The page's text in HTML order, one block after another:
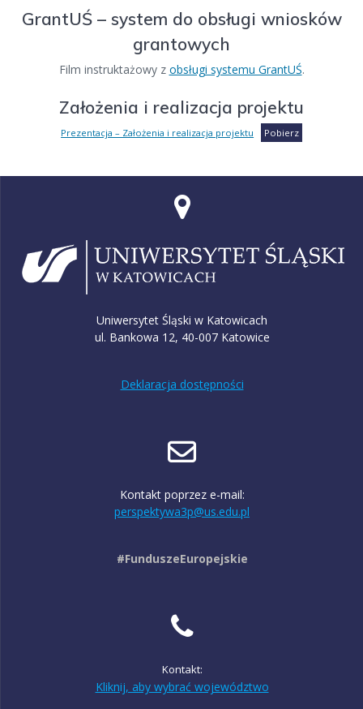
GrantUŚ – system do obsługi wniosków
grantowych
Film instruktażowy z obsługi systemu GrantUŚ.
Założenia i realizacja projektu
Prezentacja – Założenia i realizacja projektu Pobierz
Uniwersytet Śląski w Katowicach
ul. Bankowa 12, 40-007 Katowice
Deklaracja dostępności
Kontakt poprzez e-mail:
perspektywa3p@us.edu.pl
#FunduszeEuropejskie
Kontakt:
Kliknij, aby wybrać województwo